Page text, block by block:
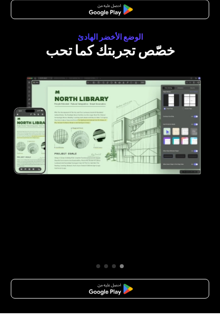
تنزيل مجاني
الوضع الأخضر الهادئ
خصّص تجربتك كما تحب
تنزيل مجاني